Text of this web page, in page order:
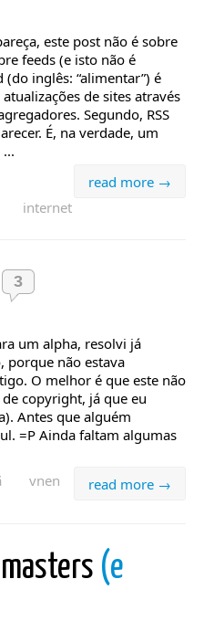
este post não é sobre
feeds (e isto não é
inglês: “alimentar”) é
de sites através
Segundo, RSS
É, na verdade, um
read more →
internet
3
um alpha, resolvi já
porque não estava
O melhor é que este não
copyright, já que eu
Antes que alguém
=P Ainda faltam algumas
read more →
vnen
(e